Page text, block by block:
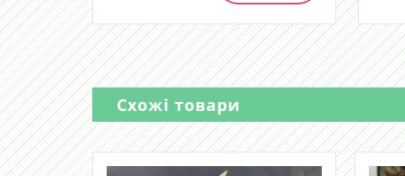
Схожі товари